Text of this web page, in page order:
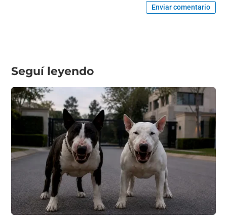
Enviar comentario
Seguí leyendo